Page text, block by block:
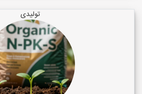
تولیدی